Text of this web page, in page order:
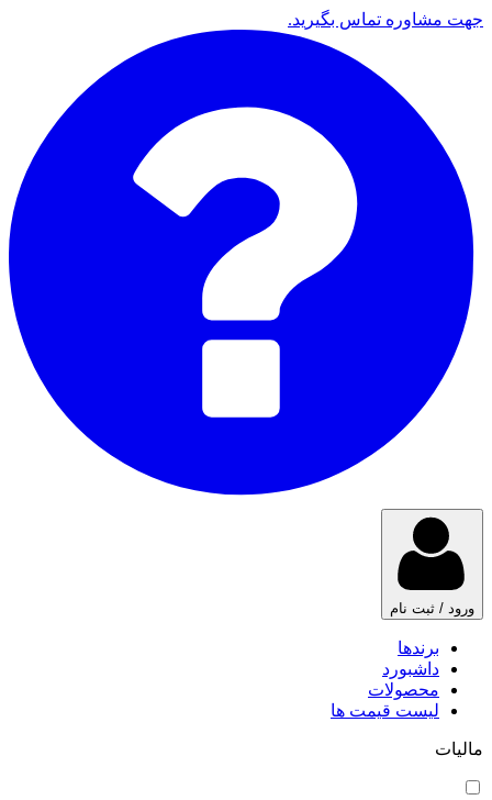
جهت مشاوره تماس بگیرید.
ورود / ثبت نام
برندها
داشبورد
محصولات
لیست قیمت ها
مالیات